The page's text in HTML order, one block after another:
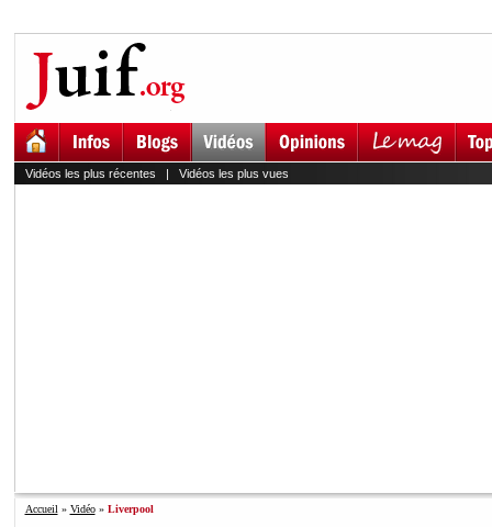
Vidéos les plus récentes | Vidéos les plus vues
Accueil » Vidéo» Liverpool